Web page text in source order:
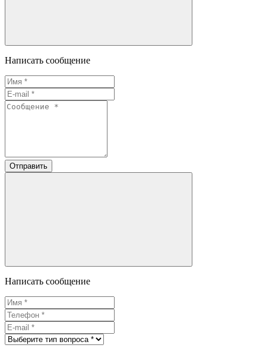
Написать сообщение
Отправить
Написать сообщение